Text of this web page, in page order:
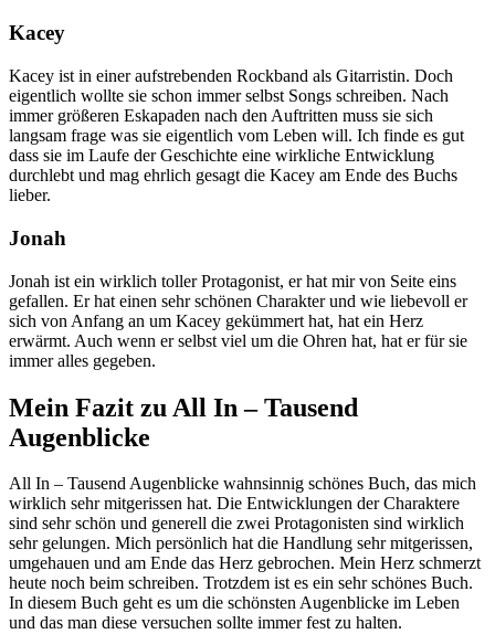
Kacey
Kacey ist in einer aufstrebenden Rockband als Gitarristin. Doch
eigentlich wollte sie schon immer selbst Songs schreiben. Nach
immer größeren Eskapaden nach den Auftritten muss sie sich
langsam frage was sie eigentlich vom Leben will. Ich finde es gut
dass sie im Laufe der Geschichte eine wirkliche Entwicklung
durchlebt und mag ehrlich gesagt die Kacey am Ende des Buchs
lieber.
Jonah
Jonah ist ein wirklich toller Protagonist, er hat mir von Seite eins
gefallen. Er hat einen sehr schönen Charakter und wie liebevoll er
sich von Anfang an um Kacey gekümmert hat, hat ein Herz
erwärmt. Auch wenn er selbst viel um die Ohren hat, hat er für sie
immer alles gegeben.
Mein Fazit zu All In – Tausend
Augenblicke
All In – Tausend Augenblicke wahnsinnig schönes Buch, das mich
wirklich sehr mitgerissen hat. Die Entwicklungen der Charaktere
sind sehr schön und generell die zwei Protagonisten sind wirklich
sehr gelungen. Mich persönlich hat die Handlung sehr mitgerissen,
umgehauen und am Ende das Herz gebrochen. Mein Herz schmerzt
heute noch beim schreiben. Trotzdem ist es ein sehr schönes Buch.
In diesem Buch geht es um die schönsten Augenblicke im Leben
und das man diese versuchen sollte immer fest zu halten.